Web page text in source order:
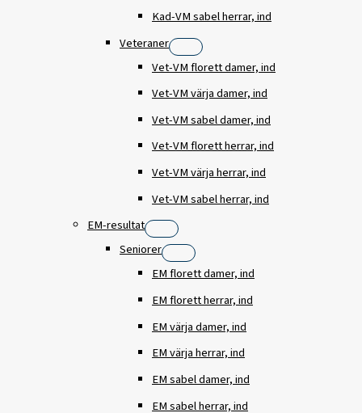
Kad-VM sabel herrar, ind
Veteraner
Vet-VM florett damer, ind
Vet-VM värja damer, ind
Vet-VM sabel damer, ind
Vet-VM florett herrar, ind
Vet-VM värja herrar, ind
Vet-VM sabel herrar, ind
EM-resultat
Seniorer
EM florett damer, ind
EM florett herrar, ind
EM värja damer, ind
EM värja herrar, ind
EM sabel damer, ind
EM sabel herrar, ind